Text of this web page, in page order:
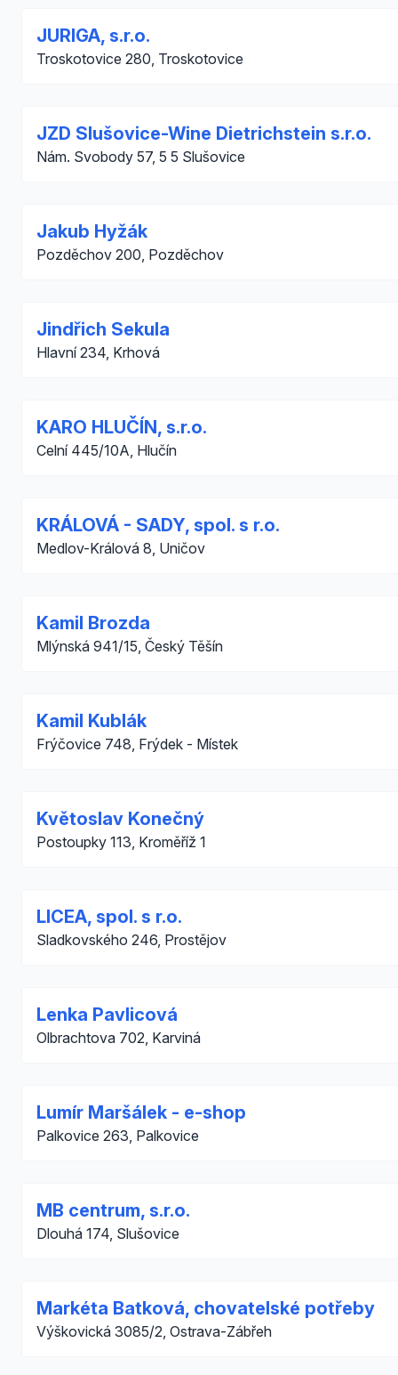
JURIGA, s.r.o.
Troskotovice 280, Troskotovice
JZD Slušovice-Wine Dietrichstein s.r.o.
Nám. Svobody 57, 5 5 Slušovice
Jakub Hyžák
Pozděchov 200, Pozděchov
Jindřich Sekula
Hlavní 234, Krhová
KARO HLUČÍN, s.r.o.
Celní 445/10A, Hlučín
KRÁLOVÁ - SADY, spol. s r.o.
Medlov-Králová 8, Uničov
Kamil Brozda
Mlýnská 941/15, Český Těšín
Kamil Kublák
Frýčovice 748, Frýdek - Místek
Květoslav Konečný
Postoupky 113, Kroměříž 1
LICEA, spol. s r.o.
Sladkovského 246, Prostějov
Lenka Pavlicová
Olbrachtova 702, Karviná
Lumír Maršálek - e-shop
Palkovice 263, Palkovice
MB centrum, s.r.o.
Dlouhá 174, Slušovice
Markéta Batková, chovatelské potřeby
Výškovická 3085/2, Ostrava-Zábřeh